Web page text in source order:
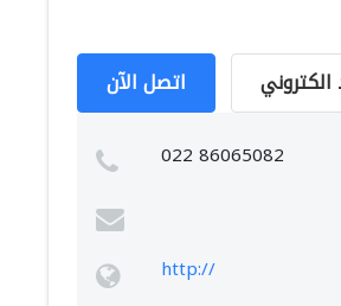
اتصل الآن الكتروني
022 86065082
http://